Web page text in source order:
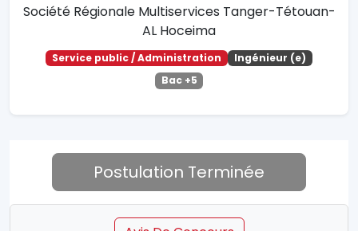
Société Régionale Multiservices Tanger-Tétouan-
AL Hoceima
Service public / Administration
Ingénieur (e)
Bac +5
Postulation Terminée